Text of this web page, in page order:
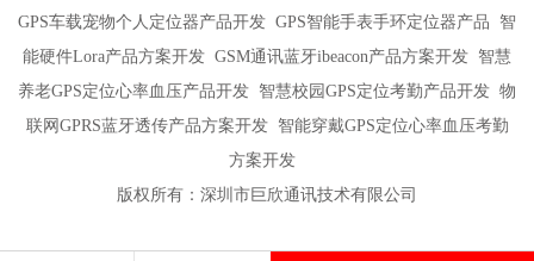
GPS车载宠物个人定位器产品开发 GPS智能手表手环定位器产品 智
能硬件Lora产品方案开发 GSM通讯蓝牙ibeacon产品方案开发 智慧
养老GPS定位心率血压产品开发 智慧校园GPS定位考勤产品开发 物
联网GPRS蓝牙透传产品方案开发 智能穿戴GPS定位心率血压考勤
方案开发
版权所有：深圳市巨欣通讯技术有限公司